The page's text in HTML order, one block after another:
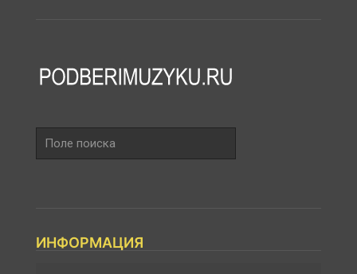
поиска
ИНФОРМАЦИЯ